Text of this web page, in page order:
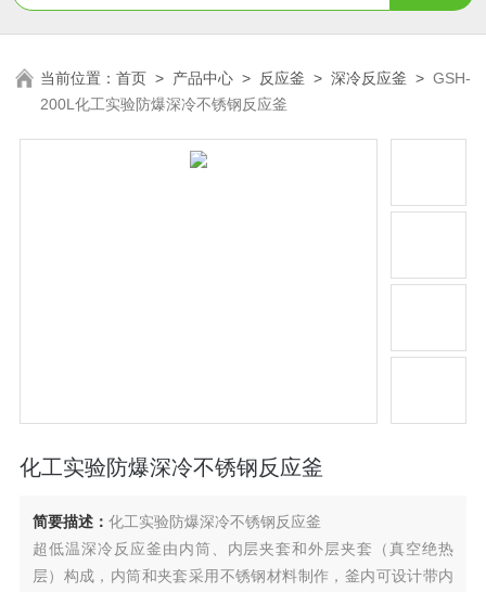
当前位置：首页 > 产品中心 > 反应釜 >深冷反应釜 >GSH-
200L化工实验防爆深冷不锈钢反应釜
化工实验防爆深冷不锈钢反应釜
简要描述： 化工实验防爆深冷不锈钢反应釜
超低温深冷反应釜由内筒、内层夹套和外层夹套（真空绝热
层）构成，内筒和夹套采用不锈钢材料制作，釜内可设计带内